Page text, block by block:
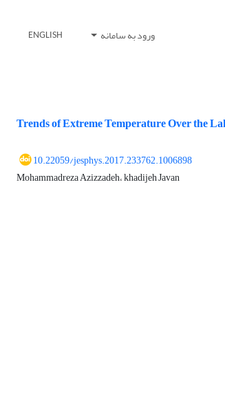
ورود به سامانه ENGLISH
Trends of Extreme Temperature Over the
10.22059/jesphys.2017.233762.1006898
Mohammadreza Azizzadeh، khadijeh Javan